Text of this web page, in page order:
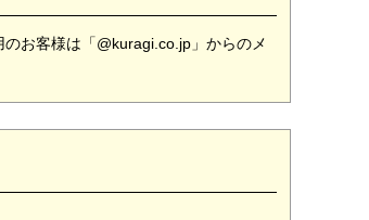
お客様は「@kuragi.co.jp」からのメ